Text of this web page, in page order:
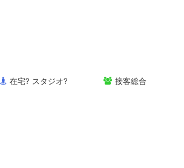
在宅? スタジオ? 接客総合